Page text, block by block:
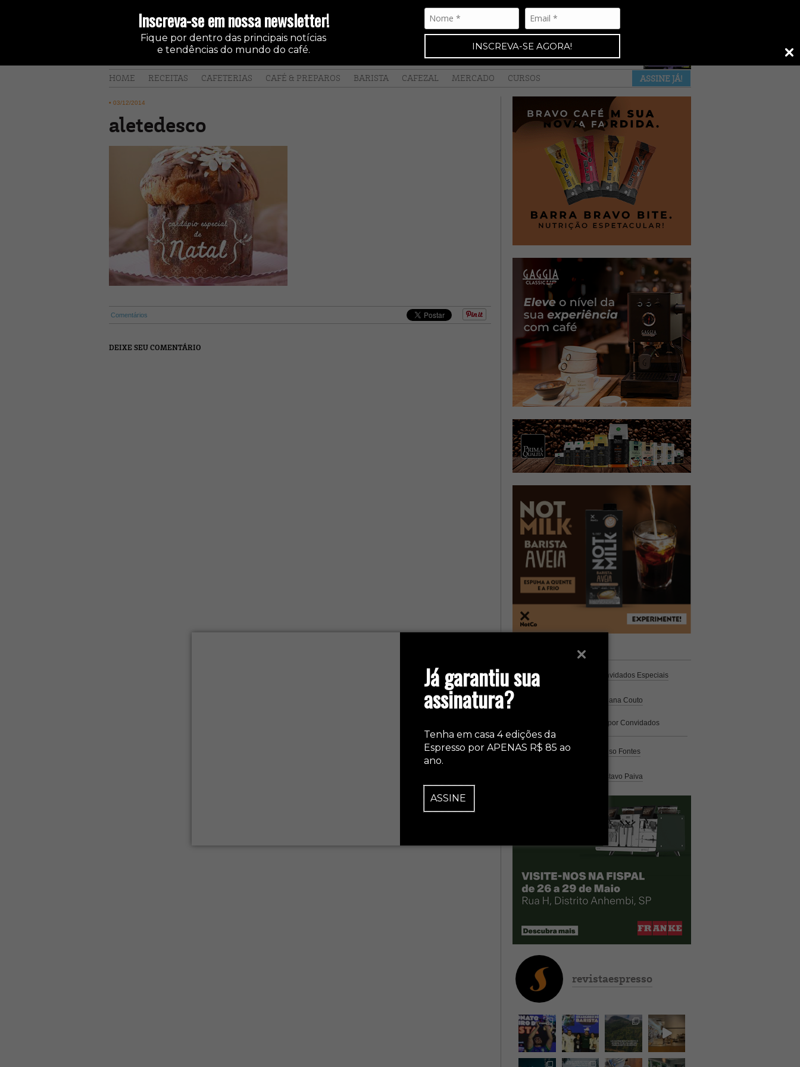
Já garantiu sua
assinatura?
Tenha em casa 4 edições da
Espresso por APENAS R$ 85 ao
ano.
ASSINE
Inscreva-se em nossa newsletter!
Fique por dentro das principais notícias
e tendências do mundo do café.
INSCREVA-SE AGORA!
•NAS BANCAS
HOME RECEITAS CAFETERIAS CAFÉ & PREPAROS BARISTA CAFEZAL MERCADO ASSINE JÁ!
CURSOS
• 03/12/2014
aletedesco
Comentários
DEIXE SEU COMENTÁRIO
Espresso
Coluna Café por Convidados Especiais
por Cristiana Couto
por Convidados
Especiais
Análisepor Caio Alonso Fontes
por Gustavo Paiva
revistaespresso